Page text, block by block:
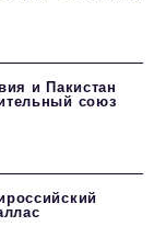
и Пакистан
союз